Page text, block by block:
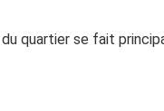
quartier se fait